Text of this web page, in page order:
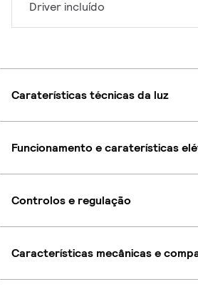
Driver incluído
Caraterísticas técnicas da luz
Funcionamento e caraterísticas
Controlos e regulação
Características mecânicas e